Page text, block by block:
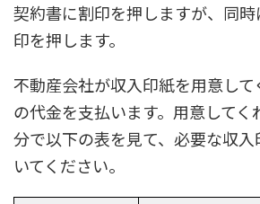
契約書に割印を押しますが、同
印を押します。
不動産会社が収入印紙を用意し
の代金を支払います。用意してく
分で以下の表を見て、必要な収
いてください。